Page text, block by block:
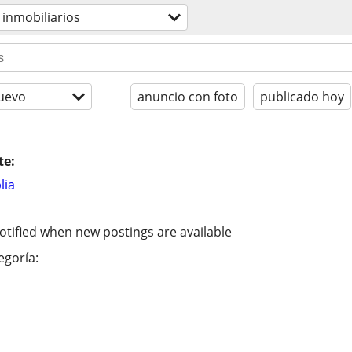
anuncio con foto publicado hoy
when new postings are available